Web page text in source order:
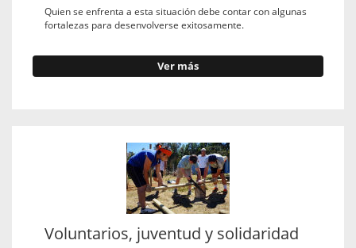
Quien se enfrenta a esta situación debe contar con algunas
fortalezas para desenvolverse exitosamente.
Ver más
Voluntarios, juventud y solidaridad